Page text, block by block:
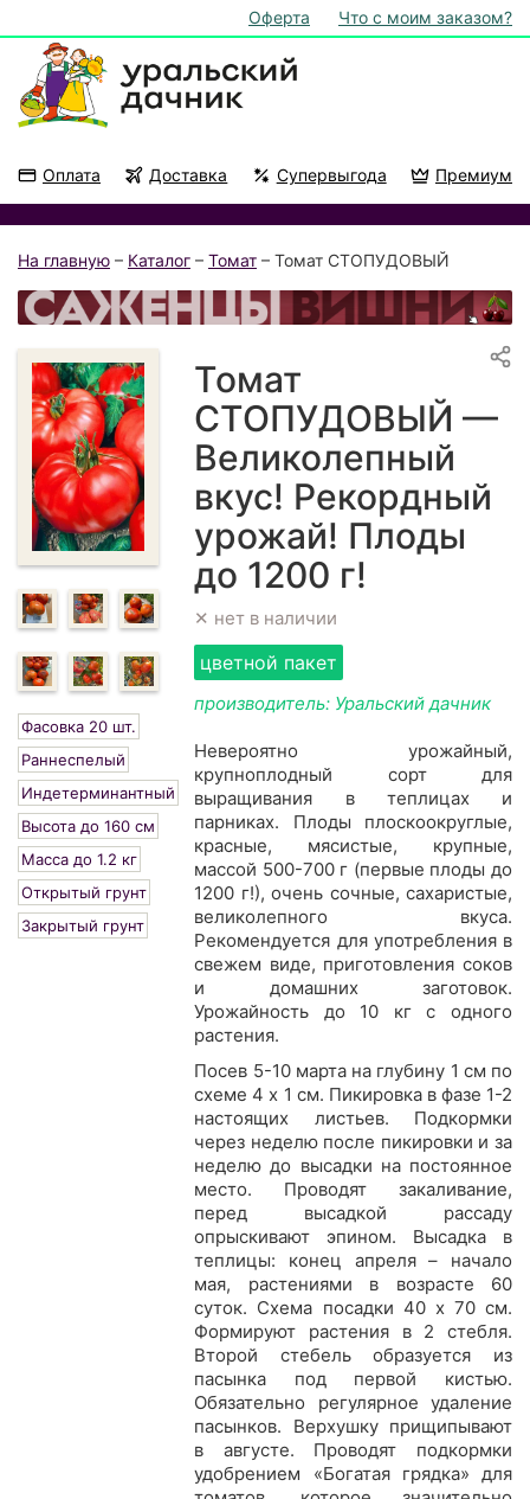
Оферта Что с моим заказом?
Оплата Доставка Супервыгода Премиум
На главную – Каталог – Томат – Томат СТОПУДОВЫЙ
Фасовка 20 шт.
Раннеспелый
Индетерминантный
Высота до 160 см
Масса до 1.2 кг
Открытый грунт
Закрытый грунт
Томат
СТОПУДОВЫЙ —
Великолепный
вкус! Рекордный
урожай! Плоды
до 1200 г!
✕ нет в наличии
цветной пакет
производитель: Уральский дачник
Невероятно урожайный,
крупноплодный сорт для
выращивания в теплицах и
парниках. Плоды плоскоокруглые,
красные, мясистые, крупные,
массой 500-700 г (первые плоды до
1200 г!), очень сочные, сахаристые,
великолепного вкуса.
Рекомендуется для употребления в
свежем виде, приготовления соков
и домашних заготовок.
Урожайность до 10 кг с одного
растения.
Посев 5-10 марта на глубину 1 см по
схеме 4 х 1 см. Пикировка в фазе 1-2
настоящих листьев. Подкормки
через неделю после пикировки и за
неделю до высадки на постоянное
место. Проводят закаливание,
перед высадкой рассаду
опрыскивают эпином. Высадка в
теплицы: конец апреля – начало
мая, растениями в возрасте 60
суток. Схема посадки 40 х 70 см.
Формируют растения в 2 стебля.
Второй стебель образуется из
пасынка под первой кистью.
Обязательно регулярное удаление
пасынков. Верхушку прищипывают
в августе. Проводят подкормки
удобрением «Богатая грядка» для